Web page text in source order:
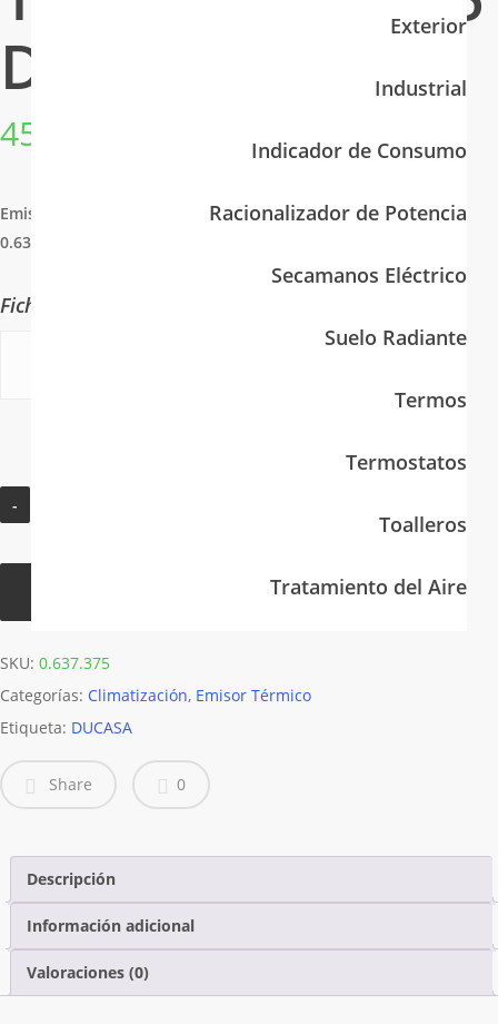
Lámparas Sodio
Regulación y Minuteros
Tiras de LED
CABLE ALARMA E INCENDIO
Exterior
Industrial
Indicador de Consumo
Racionalizador de Potencia
Secamanos Eléctrico
Suelo Radiante
Termos
Termostatos
Toalleros
Tratamiento del Aire
DUCASA
451,96
Emisor Térmico Digital Programable Serie IEM 3G WIFI 1500W
0.637.375 Ducasa.
Ficha Técnica.
SKU: 0.637.375
Categorías: Climatización, Emisor Térmico
Etiqueta: DUCASA
Share 0
Descripción
Información adicional
Valoraciones (0)